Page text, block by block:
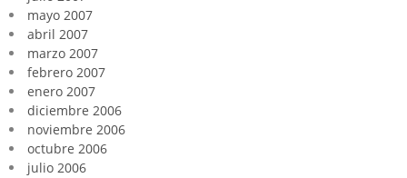
mayo 2007
abril 2007
marzo 2007
febrero 2007
enero 2007
diciembre 2006
noviembre 2006
octubre 2006
julio 2006